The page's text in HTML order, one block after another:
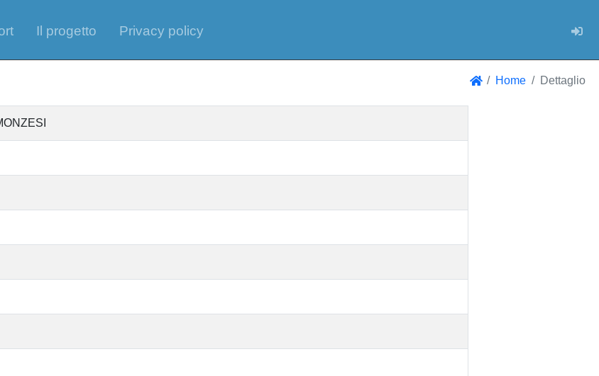
Il progetto Privacy policy
Home Dettaglio